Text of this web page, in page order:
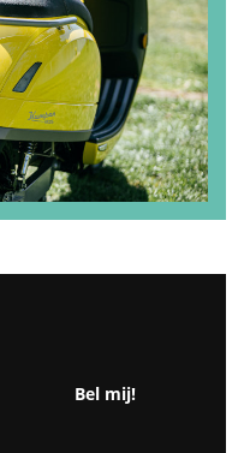
Bel mij!